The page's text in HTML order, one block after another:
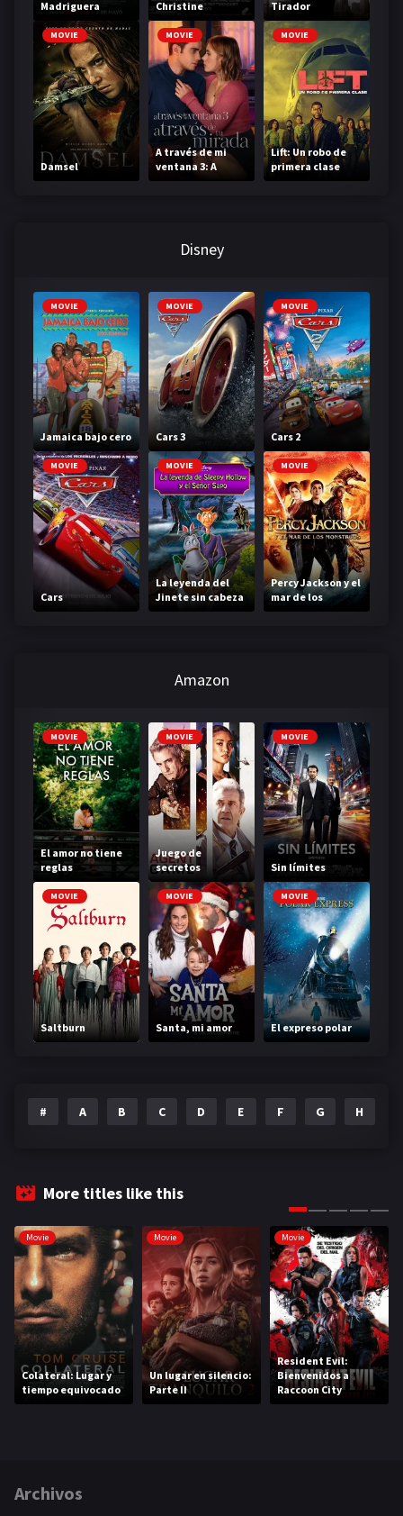
Madriguera Christine Tirador
MOVIE
Damsel
MOVIE
A través de mi
ventana 3: A
través de tu
MOVIE
Lift: Un robo de
primera clase
Disney
MOVIE
Jamaica bajo cero
MOVIE
Cars 3
MOVIE
Cars 2
MOVIE
Cars
MOVIE
La leyenda del
Jinete sin cabeza
MOVIE
Percy Jackson y el
mar de los
monstruos
Amazon
MOVIE
El amor no tiene
reglas
MOVIE
Juego de
secretos
MOVIE
Sin límites
MOVIE
Saltburn
MOVIE
Santa, mi amor
MOVIE
El expreso polar
# A B C D E F G H
More titles like this
Movie
Colateral: Lugar y
tiempo equivocado
Movie
Un lugar en silencio:
Parte II
Movie
Resident Evil:
Bienvenidos a
Raccoon City
Archivos